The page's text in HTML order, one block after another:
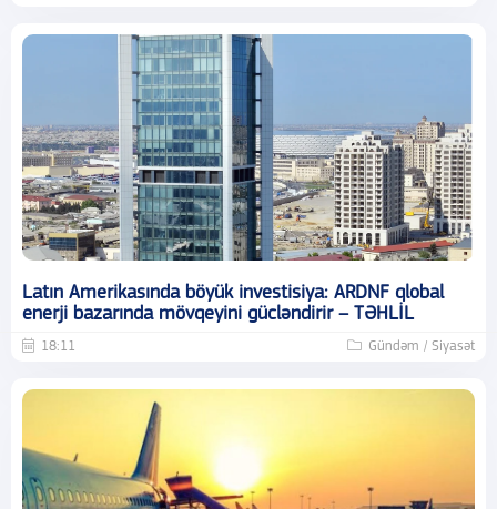
Latın Amerikasında böyük investisiya: ARDNF qlobal
enerji bazarında mövqeyini gücləndirir – TƏHLİL
18:11 Gündəm / Siyasət